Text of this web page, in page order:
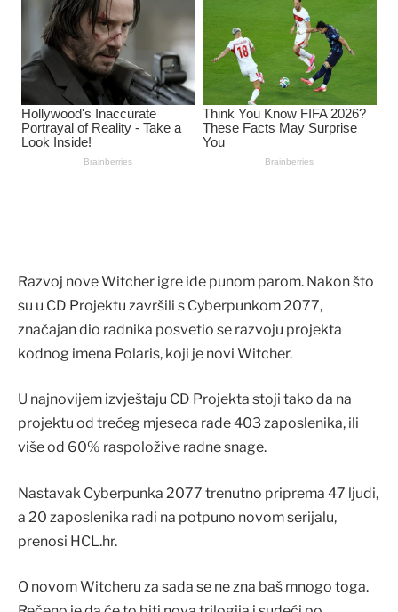
Razvoj nove Witcher igre ide punom parom. Nakon što
su u CD Projektu završili s Cyberpunkom 2077,
značajan dio radnika posvetio se razvoju projekta
kodnog imena Polaris, koji je novi Witcher.
U najnovijem izvještaju CD Projekta stoji tako da na
projektu od trećeg mjeseca rade 403 zaposlenika, ili
više od 60% raspoložive radne snage.
Nastavak Cyberpunka 2077 trenutno priprema 47 ljudi,
a 20 zaposlenika radi na potpuno novom serijalu,
prenosi HCL.hr.
O novom Witcheru za sada se ne zna baš mnogo toga.